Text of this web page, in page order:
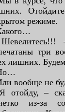
режиме.
три
лишних.
вообще не
отойду, –
из-за